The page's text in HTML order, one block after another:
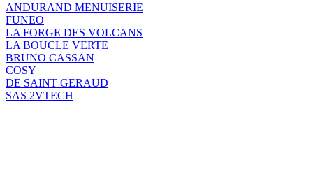
ANDURAND MENUISERIE
FUNEO
LA FORGE DES VOLCANS
LA BOUCLE VERTE
BRUNO CASSAN
COSY
DE SAINT GERAUD
SAS 2VTECH